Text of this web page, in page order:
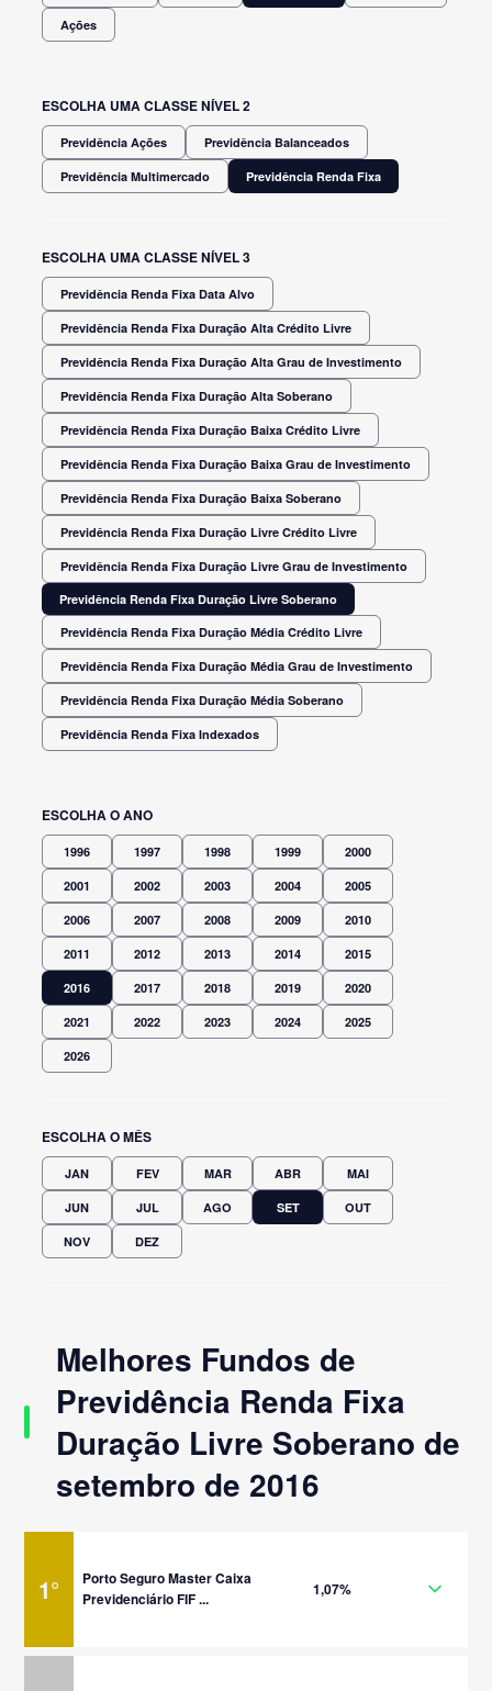
Ações
ESCOLHA UMA CLASSE NÍVEL 2
Previdência Ações Previdência Balanceados
Previdência Multimercado Previdência Renda Fixa
ESCOLHA UMA CLASSE NÍVEL 3
Previdência Renda Fixa Data Alvo
Previdência Renda Fixa Duração Alta Crédito Livre
Previdência Renda Fixa Duração Alta Grau de Investimento
Previdência Renda Fixa Duração Alta Soberano
Previdência Renda Fixa Duração Baixa Crédito Livre
Previdência Renda Fixa Duração Baixa Grau de Investimento
Previdência Renda Fixa Duração Baixa Soberano
Previdência Renda Fixa Duração Livre Crédito Livre
Previdência Renda Fixa Duração Livre Grau de Investimento
Previdência Renda Fixa Duração Livre Soberano
Previdência Renda Fixa Duração Média Crédito Livre
Previdência Renda Fixa Duração Média Grau de Investimento
Previdência Renda Fixa Duração Média Soberano
Previdência Renda Fixa Indexados
ESCOLHA O ANO
1996 1997 1998 1999 2000
2001 2002 2003 2004 2005
2006 2007 2008 2009 2010
2011 2012 2013 2014 2015
2016 2017 2018 2019 2020
2021 2022 2023 2024 2025
2026
ESCOLHA O MÊS
JAN FEV MAR ABR MAI
JUN JUL AGO SET OUT
NOV DEZ
Melhores Fundos de
Previdência Renda Fixa
Duração Livre Soberano de
setembro de 2016
1°
Porto Seguro Master Caixa
Previdenciário FIF ...
1,07%